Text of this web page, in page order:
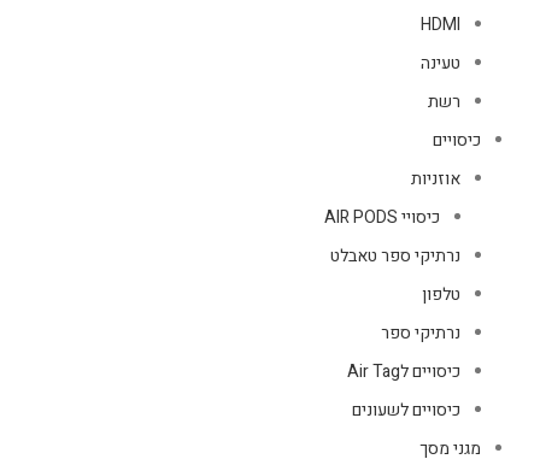
HDMI
טעינה
רשת
כיסויים
אוזניות
כיסויי AIR PODS
נרתיקי ספר טאבלט
טלפון
נרתיקי ספר
כיסויים לAir Tag
כיסויים לשעונים
מגני מסך